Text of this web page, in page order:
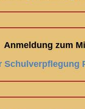
Anmeldung zum
Schulverpflegung